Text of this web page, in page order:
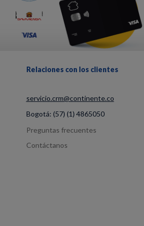
Relaciones con los clientes
servicio.crm@continente.co
Bogotá: (57) (1) 4865050
Preguntas frecuentes
Contáctanos